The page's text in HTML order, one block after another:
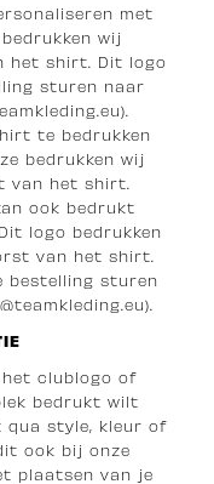
met
wij
het shirt. Dit logo
sturen naar
te bedrukken
bedrukken wij
van het shirt.
ook bedrukt
logo bedrukken
van het shirt.
bestelling sturen
het clublogo of
bedrukt wilt
qua style, kleur of
ook bij onze
plaatsen van je